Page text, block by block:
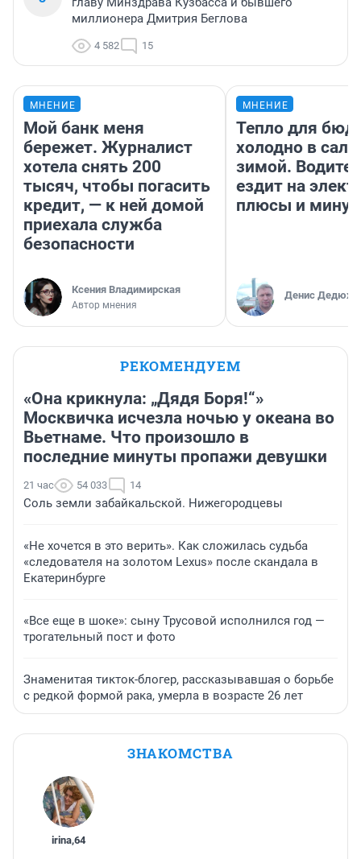
миллионера Дмитрия Беглова
4 582 15
МНЕНИЕ
Мой банк меня
бережет. Журналист
хотела снять 200
тысяч, чтобы погасить
кредит, — к ней домой
приехала служба
безопасности
Ксения Владимирская
Автор мнения
МНЕНИЕ
Тепло для
холодно в
зимой.
ездит на
плюсы и
Денис
РЕКОМЕНДУЕМ
«Она крикнула: „Дядя Боря!“»
Москвичка исчезла ночью у океана во
Вьетнаме. Что произошло в
последние минуты пропажи девушки
21 час 54 033 14
Соль земли забайкальской. Нижегородцевы
«Не хочется в это верить». Как сложилась судьба
«следователя на золотом Lexus» после скандала в
Екатеринбурге
«Все еще в шоке»: сыну Трусовой исполнился год —
трогательный пост и фото
Знаменитая тикток-блогер, рассказывавшая о борьбе
с редкой формой рака, умерла в возрасте 26 лет
ЗНАКОМСТВА
irina,64